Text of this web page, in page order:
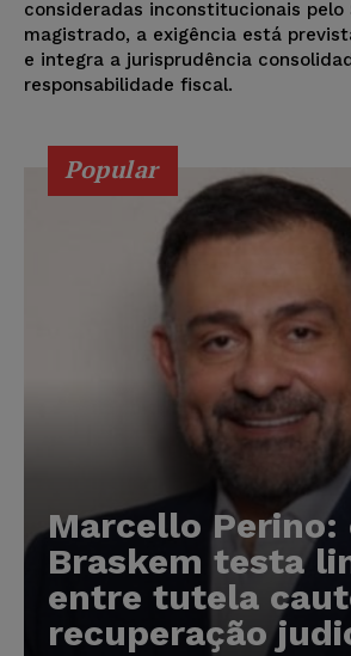
consideradas inconstitucionais pelo
magistrado, a exigência está
e integra a jurisprudência
responsabilidade fiscal.
Popular
Marcello Perino:
Braskem testa
entre tutela
recuperação